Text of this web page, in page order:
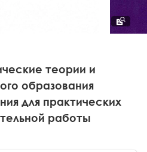
атаки
гипноз и НЛП
психология
психоанализтеории и
образования
для практических
работы